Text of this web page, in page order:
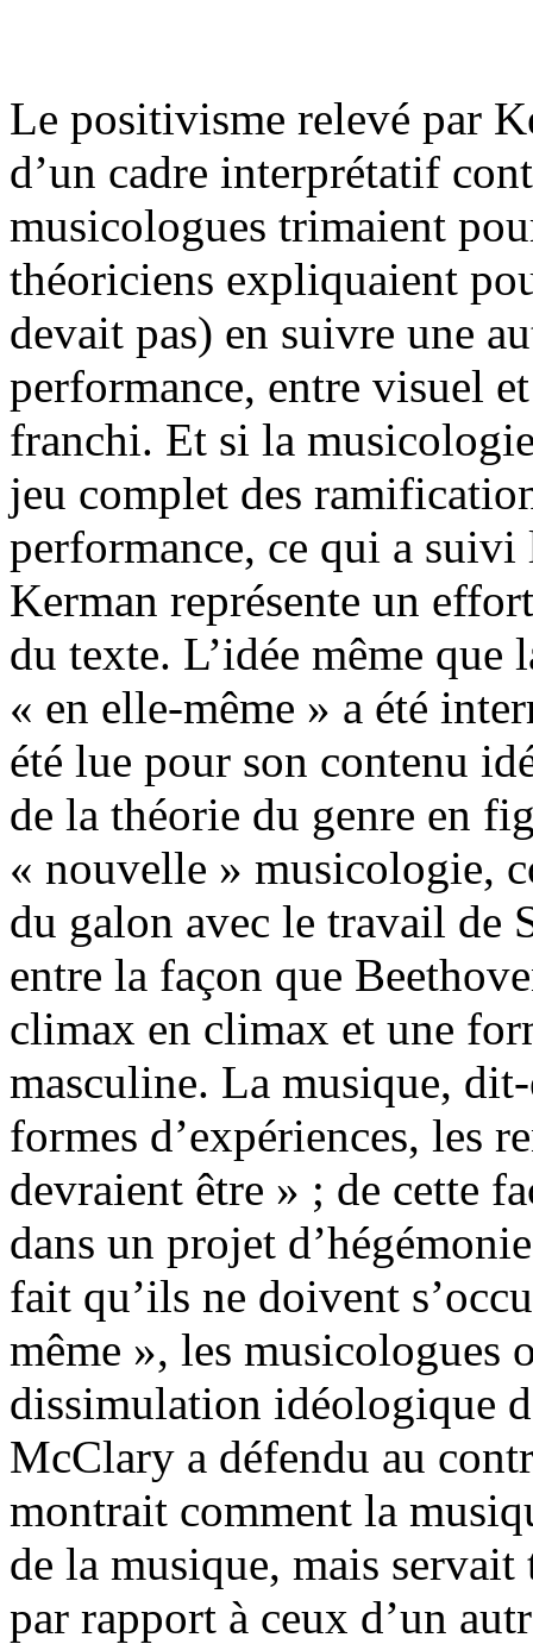
Le positivisme relevé par
d’un cadre interprétatif
musicologues trimaient
théoriciens expliquaient
devait pas) en suivre une
performance, entre visuel
franchi. Et si la
jeu complet des
performance, ce qui a
Kerman représente un
du texte. L’idée même que
« en elle-même » a été
été lue pour son contenu
de la théorie du genre en
« nouvelle » musicologie,
du galon avec le travail de
entre la façon que
climax en climax et une
masculine. La musique,
formes d’expériences, les
devraient être » ; de cette
dans un projet
fait qu’ils ne doivent
même », les musicologues
dissimulation idéologique
McClary a défendu au
montrait comment la
de la musique, mais
par rapport à ceux d’un